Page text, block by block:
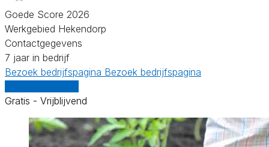
Goede Score 2026
Werkgebied Hekendorp
Contactgegevens
7 jaar in bedrijf
Bezoek bedrijfspagina Bezoek bedrijfspagina
Gratis - Vrijblijvend